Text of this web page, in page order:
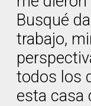
Busqué
trabajo,
todos los
esta casa